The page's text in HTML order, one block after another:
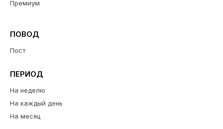
Премиум
ПОВОД
Пост
ПЕРИОД
На неделю
На каждый день
На месяц